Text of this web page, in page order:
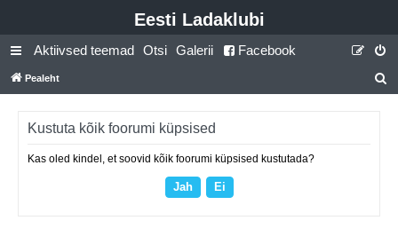
Eesti Ladaklubi
Aktiivsed teemad Otsi Galerii Facebook
Pealeht
t
Kustuta kõik foorumi küpsised
Kas oled kindel, et soovid kõik foorumi küpsised kustutada?